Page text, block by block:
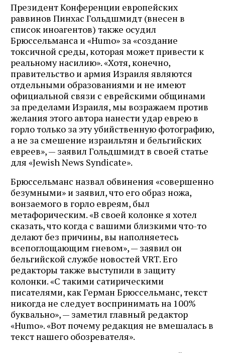
Президент Конференции европейских
раввинов Пинхас Гольдшмидт (внесен в
список иноагентов) также осудил
Брюссельманса и «Humo» за «создание
токсичной среды, которая может привести к
реальному насилию». «Хотя, конечно,
правительство и армия Израиля являются
отдельными образованиями и не имеют
официальной связи с еврейскими общинами
за пределами Израиля, мы возражаем против
желания этого автора нанести удар еврею в
горло только за эту убийственную фотографию,
а не за смешение израильтян и бельгийских
евреев», — заявил Гольдшмидт в своей статье
для «Jewish News Syndicate».
Брюссельманс назвал обвинения «совершенно
безумными» и заявил, что его образ ножа,
вонзаемого в горло евреям, был
метафорическим. «В своей колонке я хотел
сказать, что когда с вашими близкими что-то
делают без причины, вы наполняетесь
всепоглощающим гневом», — заявил он
бельгийской службе новостей VRT. Его
редакторы также выступили в защиту
колонки. «С такими сатирическими
писателями, как Герман Брюссельманс, текст
никогда не следует воспринимать на 100%
буквально», — заметил главный редактор
«Humo». «Вот почему редакция не вмешалась в
текст нашего обозревателя».